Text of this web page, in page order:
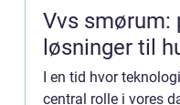
Vvs smørum:
løsninger til
I en tid hvor
central rolle i vores